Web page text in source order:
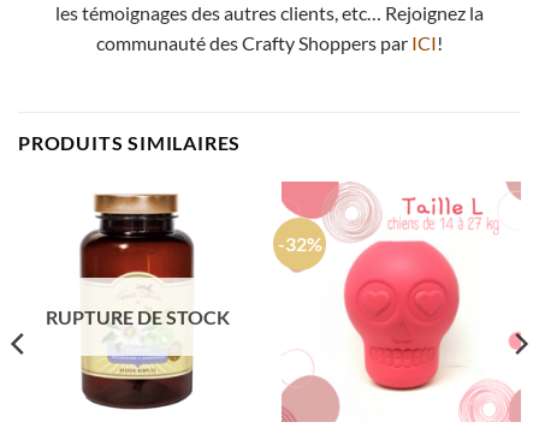
les témoignages des autres clients, etc… Rejoignez la
communauté des Crafty Shoppers par ICI!
PRODUITS SIMILAIRES
RUPTURE DE STOCK
-32%